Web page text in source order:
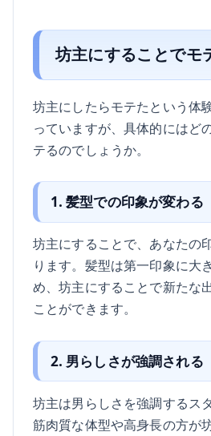
坊主にすることでモ
坊主にしたらモテたという体
っていますが、具体的にはど
テるのでしょうか。
1. 髪型での印象が変わる
坊主にすることで、あなたの
ります。髪型は第一印象に大
め、坊主にすることで新たな
ことができます。
2. 男らしさが強調される
坊主は男らしさを強調するス
筋肉質な体型や高身長の方が